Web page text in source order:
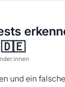
🇩🇪
und ein